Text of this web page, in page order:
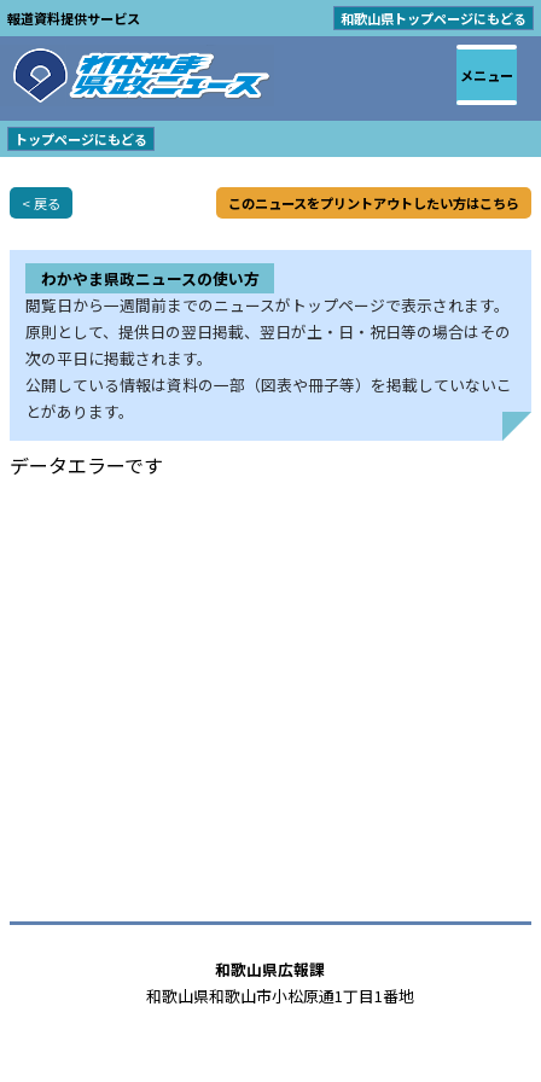
報道資料提供サービス 和歌山県トップページにもどる
トップページにもどる
< 戻る このニュースをプリントアウトしたい方はこちら
わかやま県政ニュースの使い方
閲覧日から一週間前までのニュースがトップページで表示されます。
原則として、提供日の翌日掲載、翌日が土・日・祝日等の場合はその
次の平日に掲載されます。
公開している情報は資料の一部（図表や冊子等）を掲載していないこ
とがあります。
データエラーです
メニュー
和歌山県広報課
和歌山県和歌山市小松原通1丁目1番地